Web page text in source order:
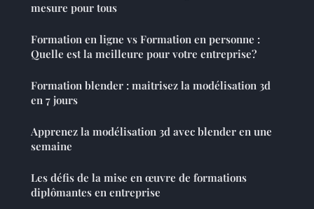
mesure pour tous
Formation en ligne vs Formation en personne :
Quelle est la meilleure pour votre entreprise?
Formation blender : maitrisez la modélisation 3d
en 7 jours
Apprenez la modélisation 3d avec blender en une
semaine
Les défis de la mise en œuvre de formations
diplômantes en entreprise